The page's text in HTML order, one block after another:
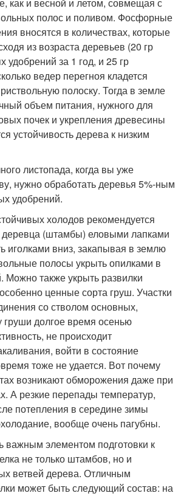
как и весной и летом, совмещая с
полос и поливом. Фосфорные
вносятся в количествах, которые
из возраста деревьев (20 гр
удобрений за 1 год, и 25 гр
ведер перегноя кладется
полоску. Тогда в земле
объем питания, нужного для
почек и укрепления древесины
устойчивость дерева к низким
листопада, когда вы уже
нужно обработать деревья 5%-ным
удобрений.
холодов рекомендуется
(штамбы) еловыми лапками
иголками вниз, закапывая в землю
полосы укрыть опилками в
Можно также укрыть развилки
ценные сорта груш. Участки
со стволом основных,
груши долгое время осенью
не происходит
войти в состояние
тоже не удается. Вот почему
возникают обморожения даже при
А резкие перепады температур,
потепления в середине зимы
вообще очень пагубны.
важным элементом подготовки к
не только штамбов, но и
ветвей дерева. Отличным
может быть следующий состав: на